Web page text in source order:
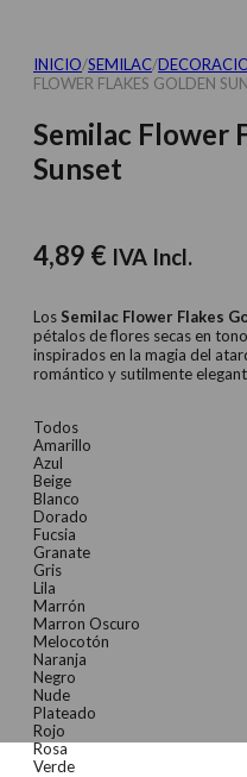
INICIO/SEMILAC/
FLOWER FLAKES GOLDEN
Semilac Flower
Sunset
4,89 € IVA Incl.
Los Semilac Flower Flakes
pétalos de flores secas en
inspirados en la magia del
romántico y sutilmente
Todos
Amarillo
Azul
Beige
Blanco
Dorado
Fucsia
Granate
Gris
Lila
Marrón
Marron Oscuro
Melocotón
Naranja
Negro
Nude
Plateado
Rojo
Rosa
Verde